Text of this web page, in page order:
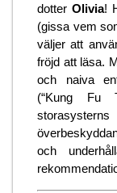
dotter Olivia!
(gissa vem
väljer att
fröjd att läsa.
och naiva
(“Kung Fu
och